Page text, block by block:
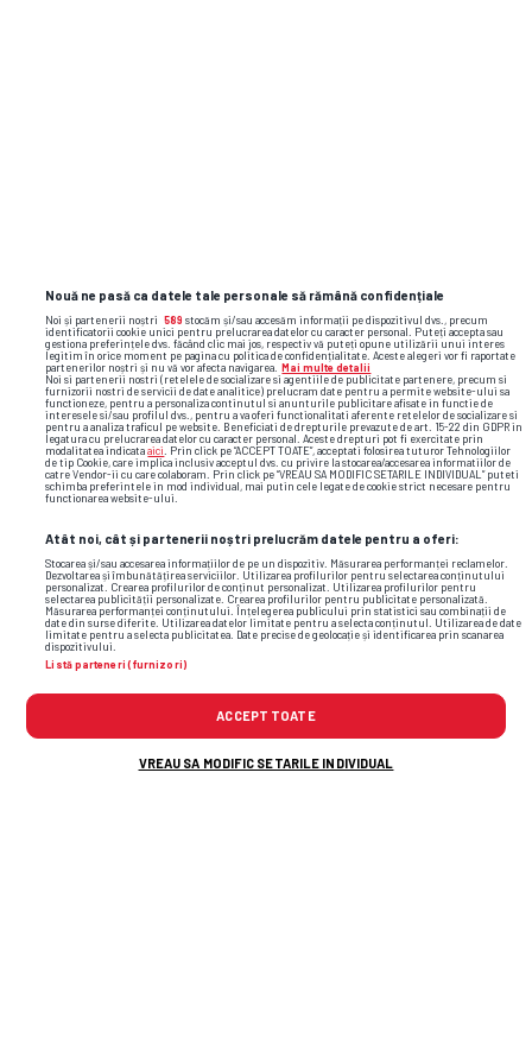
Nouă ne pasă ca datele tale personale să rămână confidențiale
Noi și partenerii noștri 589 stocăm și/sau accesăm informații pe dispozitivul dvs., precum
identificatorii cookie unici pentru prelucrarea datelor cu caracter personal. Puteți accepta sau
gestiona preferințele dvs. făcând clic mai jos, respectiv vă puteți opune utilizării unui interes
legitim în orice moment pe pagina cu politica de confidențialitate. Aceste alegeri vor fi raportate
partenerilor noștri și nu vă vor afecta navigarea. Mai multe detalii
Noi si partenerii nostri (retelele de socializare si agentiile de publicitate partenere, precum si
furnizorii nostri de servicii de date analitice) prelucram date pentru a permite website-ului sa
functioneze, pentru a personaliza continutul si anunturile publicitare afisate in functie de
interesele si/sau profilul dvs., pentru a va oferi functionalitati aferente retelelor de socializare si
pentru a analiza traficul pe website. Beneficiati de drepturile prevazute de art. 15-22 din GDPR in
legatura cu prelucrarea datelor cu caracter personal. Aceste drepturi pot fi exercitate prin
modalitatea indicataaici
. Prin click pe “ACCEPT TOATE”, acceptati folosirea tuturor Tehnologiilor
de tip Cookie, care implica inclusiv acceptul dvs. cu privire la stocarea/accesarea informatiilor de
catre Vendor-ii cu care colaboram. Prin click pe “VREAU SA MODIFIC SETARILE INDIVIDUAL” puteti
schimba preferintele in mod individual, mai putin cele legate de cookie strict necesare pentru
functionarea website-ului.
Atât noi, cât și partenerii noștri prelucrăm datele pentru a oferi:
Stocarea și/sau accesarea informațiilor de pe un dispozitiv. Măsurarea performanței reclamelor.
Dezvoltarea și îmbunătățirea serviciilor. Utilizarea profilurilor pentru selectarea conținutului
personalizat. Crearea profilurilor de conținut personalizat. Utilizarea profilurilor pentru
selectarea publicității personalizate. Crearea profilurilor pentru publicitate personalizată.
Măsurarea performanței conținutului. Înțelegerea publicului prin statistici sau combinații de
date din surse diferite. Utilizarea datelor limitate pentru a selecta conținutul. Utilizarea de date
limitate pentru a selecta publicitatea. Date precise de geolocație și identificarea prin scanarea
dispozitivului.
Listă parteneri (furnizori)
ACCEPT TOATE
VREAU SA MODIFIC SETARILE INDIVIDUAL